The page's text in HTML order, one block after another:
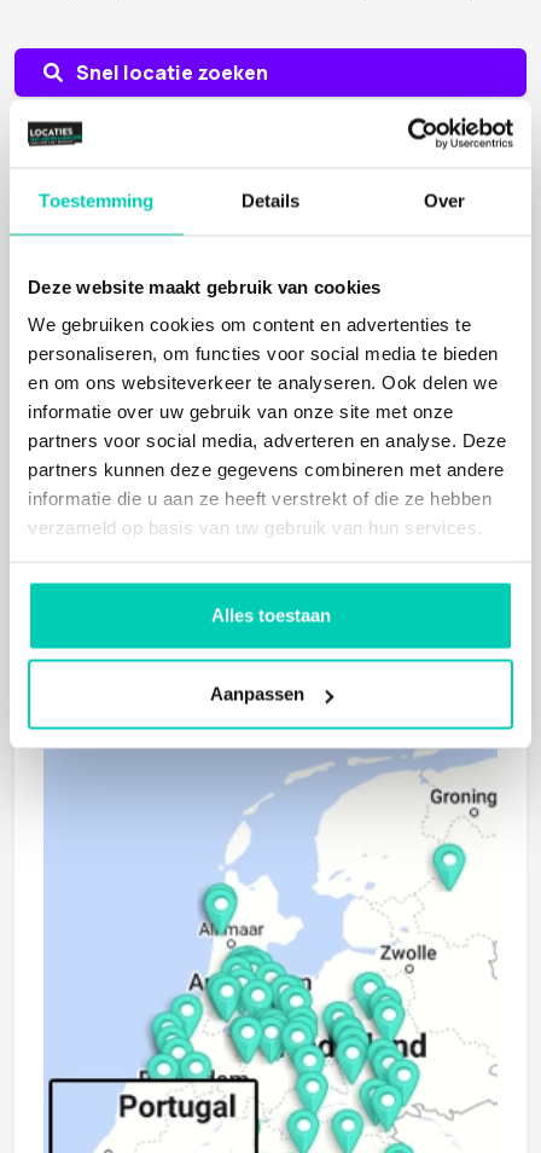
Toestemming Details Over
Deze website maakt gebruik van cookies
We gebruiken cookies om content en advertenties te
personaliseren, om functies voor social media te bieden
en om ons websiteverkeer te analyseren. Ook delen we
informatie over uw gebruik van onze site met onze
partners voor social media, adverteren en analyse. Deze
partners kunnen deze gegevens combineren met andere
informatie die u aan ze heeft verstrekt of die ze hebben
verzameld op basis van uw gebruik van hun services.
Alles toestaan
Aanpassen
Snel locatie zoeken
Duurzame eventcatering begint vóór de eerste
hap
events
Locaties met Meerwaarde(N) maakt sociaal
inkopen makkelijker
Meer nieuws
Aanvragen whitepaper
Zoeken op kaart